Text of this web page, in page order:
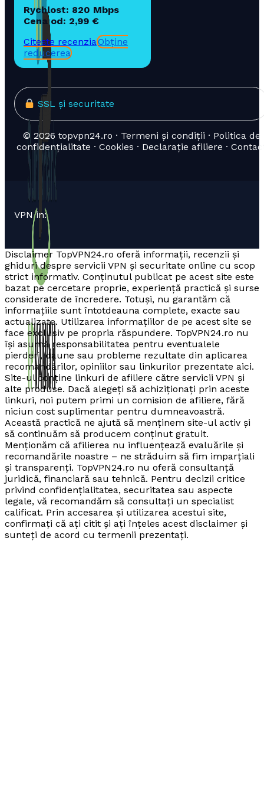
Rychlost: 820 Mbps
Cena od: 2,99 €
Citește recenziaObține
reducerea
SSL și securitate
© 2026 topvpn24.ro · Termeni și condiții · Politica de
confidențialitate · Cookies · Declarație afiliere ·
VPN in:
Disclaimer TopVPN24.ro oferă informații, recenzii și
ghiduri despre servicii VPN și securitate online cu scop
strict informativ. Conținutul publicat pe acest site este
bazat pe cercetare proprie, experiență practică și surse
considerate de încredere. Totuși, nu garantăm că
informațiile sunt întotdeauna complete, exacte sau
actualizate. Utilizarea informațiilor de pe acest site se
face exclusiv pe propria răspundere. TopVPN24.ro nu
își asumă responsabilitatea pentru eventualele
pierderi, daune sau probleme rezultate din aplicarea
recomandărilor, opiniilor sau linkurilor prezentate aici.
Site-ul conține linkuri de afiliere către servicii VPN și
alte produse. Dacă alegeți să achiziționați prin aceste
linkuri, noi putem primi un comision de afiliere, fără
niciun cost suplimentar pentru dumneavoastră.
Această practică ne ajută să menținem site-ul activ și
să continuăm să producem conținut gratuit.
Menționăm că afilierea nu influențează evaluările și
recomandările noastre – ne străduim să fim imparțiali
și transparenți. TopVPN24.ro nu oferă consultanță
juridică, financiară sau tehnică. Pentru decizii critice
privind confidențialitatea, securitatea sau aspecte
legale, vă recomandăm să consultați un specialist
calificat. Prin accesarea și utilizarea acestui site,
confirmați că ați citit și ați înțeles acest disclaimer și
sunteți de acord cu termenii prezentați.